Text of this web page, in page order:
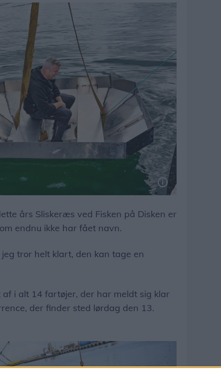
års Sliskeræs ved Fisken på Disken er
endnu ikke har fået navn.
tror helt klart, den kan tage en
af i alt 14 fartøjer, der har meldt sig klar
der finder sted lørdag den 13.